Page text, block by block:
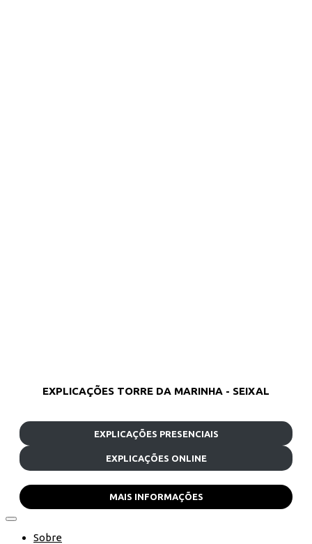
EXPLICAÇÕES TORRE DA MARINHA - SEIXAL
EXPLICAÇÕES PRESENCIAIS
EXPLICAÇÕES ONLINE
MAIS INFORMAÇÕES
Sobre